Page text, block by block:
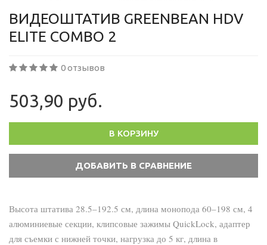
ВИДЕОШТАТИВ GREENBEAN HDV
ELITE COMBO 2
0 отзывов
503,90 руб.
В КОРЗИНУ
Высота штатива 28.5–192.5 см, длина монопода 60–198 см, 4
алюминиевые секции, клипсовые зажимы QuickLock, адаптер
для съемки с нижней точки, нагрузка до 5 кг, длина в